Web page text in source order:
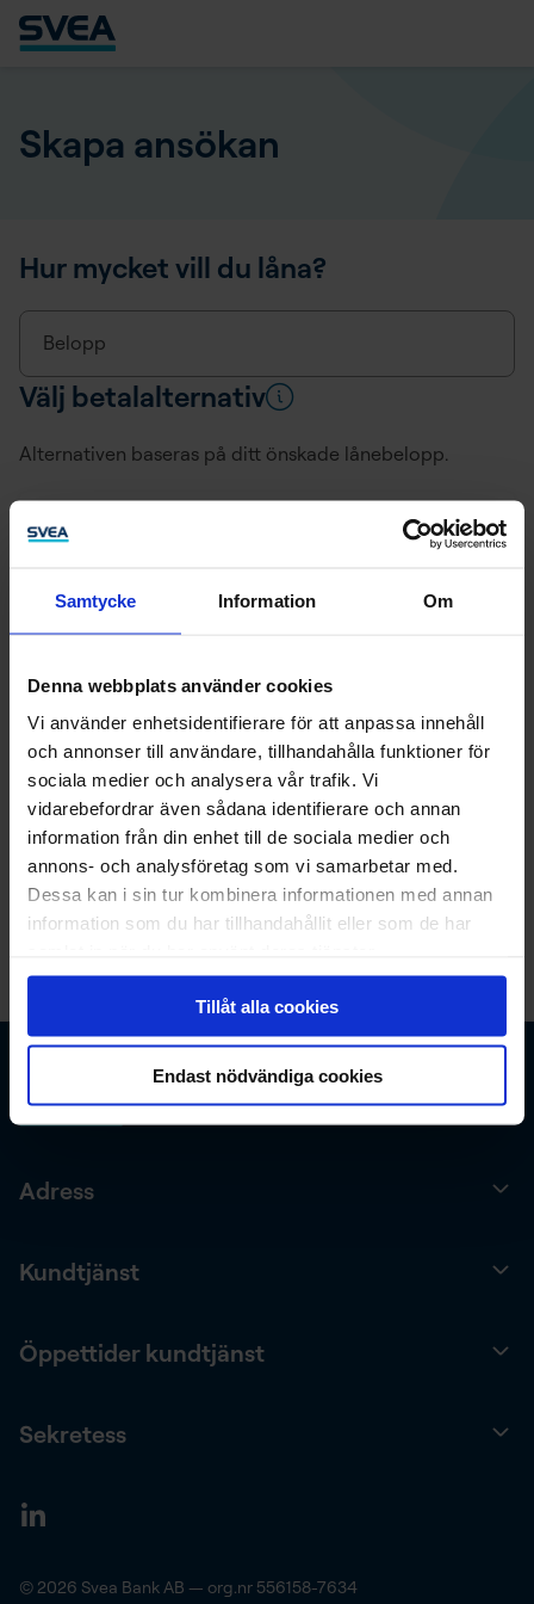
Samtycke Information Om
Denna webbplats använder cookies
Vi använder enhetsidentifierare för att anpassa innehåll
och annonser till användare, tillhandahålla funktioner för
sociala medier och analysera vår trafik. Vi
vidarebefordrar även sådana identifierare och annan
information från din enhet till de sociala medier och
annons- och analysföretag som vi samarbetar med.
Dessa kan i sin tur kombinera informationen med annan
information som du har tillhandahållit eller som de har
Tillåt alla cookies
Endast nödvändiga cookies
Skapa ansökan
Hur mycket vill du låna?
Belopp
Välj betalalternativ
Alternativen baseras på ditt önskade lånebelopp.
Fyll i dina uppgifter
Vi behöver ditt mobilnummer för att kunna återkomma
med besked om din ansökan.
Mobilnummer
Adress
Kundtjänst
Öppettider kundtjänst
Sekretess
© 2026 Svea Bank AB — org.nr 556158-7634